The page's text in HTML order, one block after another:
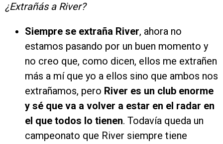
¿Extrañás a River?
Siempre se extraña River, ahora no
estamos pasando por un buen momento y
no creo que, como dicen, ellos me extrañen
más a mí que yo a ellos sino que ambos nos
extrañamos, pero River es un club enorme
y sé que va a volver a estar en el radar en
el que todos lo tienen. Todavía queda un
campeonato que River siempre tiene